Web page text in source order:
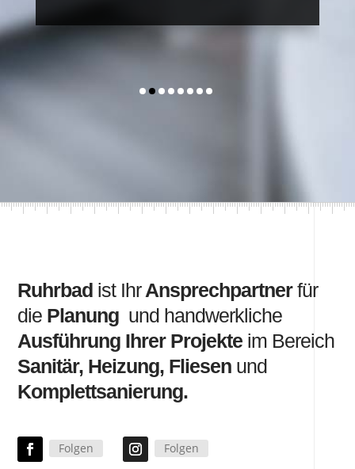
Ruhrbad ist IhrAnsprechpartnerfür
die Planung und handwerkliche
Ausführung Ihrer Projekte im Bereich
Sanitär, Heizung, Fliesen und
Komplettsanierung.
Folgen Folgen